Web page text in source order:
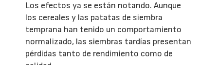
Los efectos ya se están notando. Aunque
los cereales y las patatas de siembra
temprana han tenido un comportamiento
normalizado, las siembras tardías presentan
pérdidas tanto de rendimiento como de